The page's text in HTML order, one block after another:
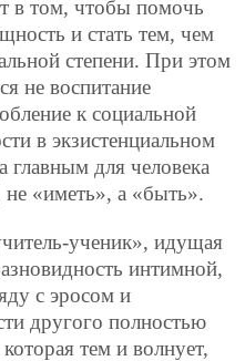
в том, чтобы помочь
и стать тем, чем
степени. При этом
не воспитание
к социальной
в экзистенциальном
главным для человека
не «иметь», а «быть».
ученик», идущая
интимной,
с эросом и
другого полностью
тем и волнует,